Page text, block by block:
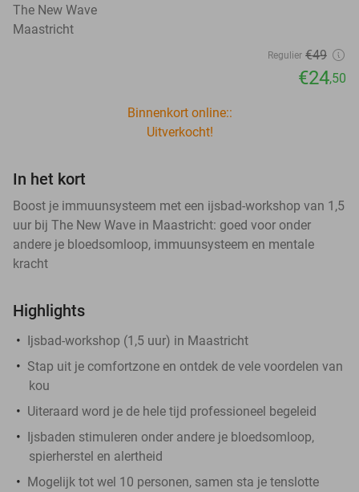
The New Wave
Maastricht
Regulier €49
€24,50
Binnenkort online::
Uitverkocht!
In het kort
Boost je immuunsysteem met een ijsbad-workshop van 1,5
uur bij The New Wave in Maastricht: goed voor onder
andere je bloedsomloop, immuunsysteem en mentale
kracht
Highlights
Ijsbad-workshop (1,5 uur) in Maastricht
Stap uit je comfortzone en ontdek de vele voordelen van
kou
Uiteraard word je de hele tijd professioneel begeleid
Ijsbaden stimuleren onder andere je bloedsomloop,
spierherstel en alertheid
Mogelijk tot wel 10 personen, samen sta je tenslotte